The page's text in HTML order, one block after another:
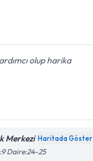
olup harika
Merkezi Haritada Göster
:9 Daire:24-25